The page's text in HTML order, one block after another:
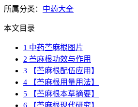
所属分类： 中药大全
本文目录
1 中药苎麻根图片
2 苎麻根功效与作用
3 【苎麻根配伍应用】
4 【苎麻根用量用法】
5 【苎麻根本草摘要】
6 【苎麻根现代研究】